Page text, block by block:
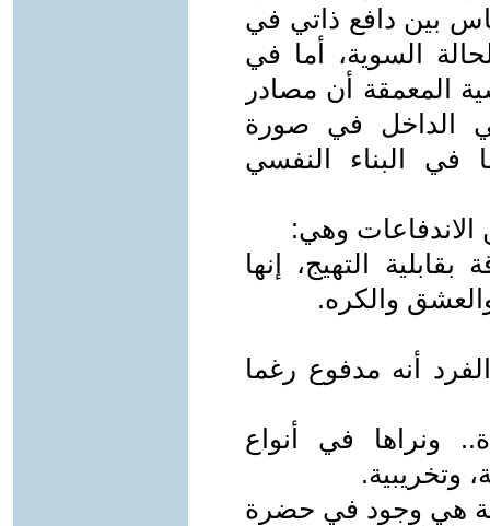
بين دافع ذاتي في
السوية، أما في
المعمقة أن مصادر
الداخل في صورة
في البناء النفسي
بقابلية التهيج، إنها
والكره.
أنه مدفوع رغما
ونراها في أنواع
وتخريبية.
هي وجود في حضرة